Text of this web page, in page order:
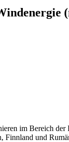
im Bereich
Finnland und